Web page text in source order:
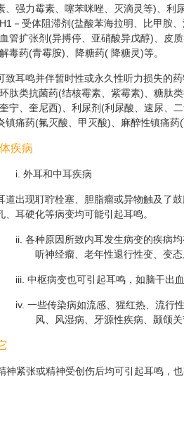
、强力霉素、噻苯咪唑、灭滴灵等)、利
－受体阻滞剂(盐酸苯海拉明、比甲胺
管扩张剂(异搏停、亚硝酸异戊醇)、皮
毒药(青霉胺)、降糖药( 降糖灵)等。
致耳鸣并伴暂时性或永久性听力损失的
肽类抗菌药(结核霉素、紫霉素)、糖肽
宁、奎尼西)、利尿剂(利尿酸、速尿、
镇痛药(氟灭酸、甲灭酸)、麻醉性镇痛
疾病
i. 外耳和中耳疾病
道出现耵聍栓塞、胆脂瘤或异物触及了
、耳硬化等病变均可能引起耳鸣。
ii. 各种原因所致内耳发生病变的疾病
听神经瘤、老年性退行性变、变态
iii. 中枢病变也可引起耳鸣，如脑干出
iv. 一些传染病如流感、猩红热、流行
风、风湿病、牙源性疾病、颞颌
神紧张或精神受创伤后均可引起耳鸣，